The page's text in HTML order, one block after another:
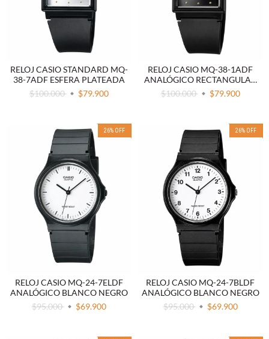
RELOJ CASIO STANDARD MQ-
38-7ADF ESFERA PLATEADA
$100.000
$79.900
RELOJ CASIO MQ-38-1ADF
ANALÓGICO RECTANGULAR
NEGRO
$100.000 $79.900
26% OFF
RELOJ CASIO MQ-24-7ELDF
ANALÓGICO BLANCO NEGRO
$95.000
$69.900
26% OFF
RELOJ CASIO MQ-24-7BLDF
ANALÓGICO BLANCO NEGRO
$95.000
$69.900